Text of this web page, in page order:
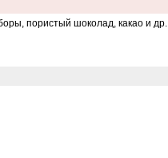
пористый шоколад, какао и др.